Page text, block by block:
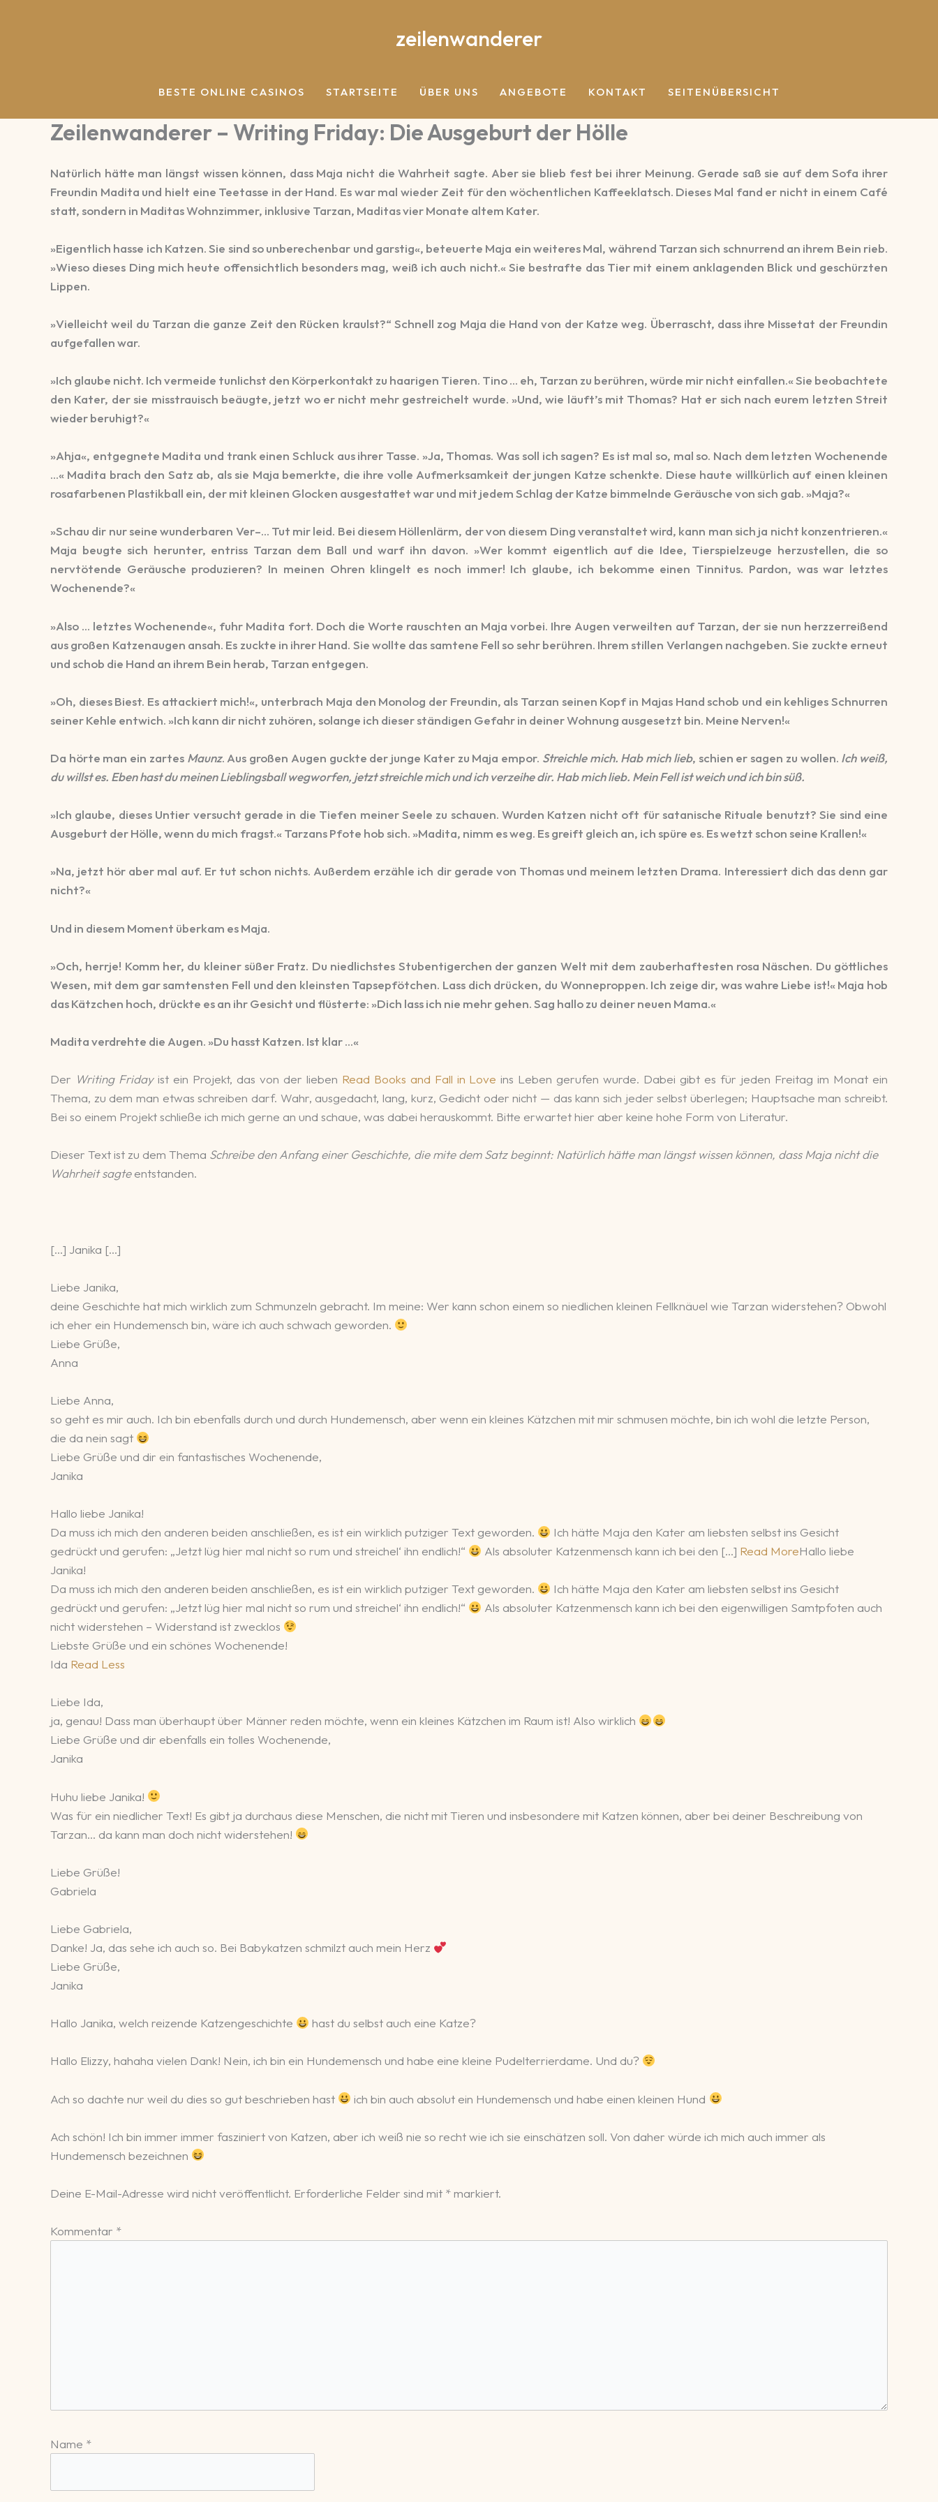
zeilenwanderer
BESTE ONLINE CASINOS STARTSEITE ÜBER UNS ANGEBOTE KONTAKT SEITENÜBERSICHT
Zeilenwanderer – Writing Friday: Die Ausgeburt der Hölle
Natürlich hätte man längst wissen können, dass Maja nicht die Wahrheit sagte. Aber sie blieb fest bei ihrer Meinung. Gerade saß sie auf dem Sofa ihrer
Freundin Madita und hielt eine Teetasse in der Hand. Es war mal wieder Zeit für den wöchentlichen Kaffeeklatsch. Dieses Mal fand er nicht in einem Café
statt, sondern in Maditas Wohnzimmer, inklusive Tarzan, Maditas vier Monate altem Kater.
»Eigentlich hasse ich Katzen. Sie sind so unberechenbar und garstig«, beteuerte Maja ein weiteres Mal, während Tarzan sich schnurrend an ihrem Bein rieb.
»Wieso dieses Ding mich heute offensichtlich besonders mag, weiß ich auch nicht.« Sie bestrafte das Tier mit einem anklagenden Blick und geschürzten
Lippen.
»Vielleicht weil du Tarzan die ganze Zeit den Rücken kraulst?“ Schnell zog Maja die Hand von der Katze weg. Überrascht, dass ihre Missetat der Freundin
aufgefallen war.
»Ich glaube nicht. Ich vermeide tunlichst den Körperkontakt zu haarigen Tieren. Tino … eh, Tarzan zu berühren, würde mir nicht einfallen.« Sie beobachtete
den Kater, der sie misstrauisch beäugte, jetzt wo er nicht mehr gestreichelt wurde. »Und, wie läuft’s mit Thomas? Hat er sich nach eurem letzten Streit
wieder beruhigt?«
»Ahja«, entgegnete Madita und trank einen Schluck aus ihrer Tasse. »Ja, Thomas. Was soll ich sagen? Es ist mal so, mal so. Nach dem letzten Wochenende
…« Madita brach den Satz ab, als sie Maja bemerkte, die ihre volle Aufmerksamkeit der jungen Katze schenkte. Diese haute willkürlich auf einen kleinen
rosafarbenen Plastikball ein, der mit kleinen Glocken ausgestattet war und mit jedem Schlag der Katze bimmelnde Geräusche von sich gab. »Maja?«
»Schau dir nur seine wunderbaren Ver–… Tut mir leid. Bei diesem Höllenlärm, der von diesem Ding veranstaltet wird, kann man sich ja nicht konzentrieren.«
Maja beugte sich herunter, entriss Tarzan dem Ball und warf ihn davon. »Wer kommt eigentlich auf die Idee, Tierspielzeuge herzustellen, die so
nervtötende Geräusche produzieren? In meinen Ohren klingelt es noch immer! Ich glaube, ich bekomme einen Tinnitus. Pardon, was war letztes
Wochenende?«
»Also … letztes Wochenende«, fuhr Madita fort. Doch die Worte rauschten an Maja vorbei. Ihre Augen verweilten auf Tarzan, der sie nun herzzerreißend
aus großen Katzenaugen ansah. Es zuckte in ihrer Hand. Sie wollte das samtene Fell so sehr berühren. Ihrem stillen Verlangen nachgeben. Sie zuckte erneut
und schob die Hand an ihrem Bein herab, Tarzan entgegen.
»Oh, dieses Biest. Es attackiert mich!«, unterbrach Maja den Monolog der Freundin, als Tarzan seinen Kopf in Majas Hand schob und ein kehliges Schnurren
seiner Kehle entwich. »Ich kann dir nicht zuhören, solange ich dieser ständigen Gefahr in deiner Wohnung ausgesetzt bin. Meine Nerven!«
Da hörte man ein zartes Maunz. Aus großen Augen guckte der junge Kater zu Maja empor. Streichle mich. Hab mich lieb, schien er sagen zu wollen. Ich weiß,
du willst es. Eben hast du meinen Lieblingsball wegworfen, jetzt streichle mich und ich verzeihe dir. Hab mich lieb. Mein Fell ist weich und ich bin süß.
»Ich glaube, dieses Untier versucht gerade in die Tiefen meiner Seele zu schauen. Wurden Katzen nicht oft für satanische Rituale benutzt? Sie sind eine
Ausgeburt der Hölle, wenn du mich fragst.« Tarzans Pfote hob sich. »Madita, nimm es weg. Es greift gleich an, ich spüre es. Es wetzt schon seine Krallen!«
»Na, jetzt hör aber mal auf. Er tut schon nichts. Außerdem erzähle ich dir gerade von Thomas und meinem letzten Drama. Interessiert dich das denn gar
nicht?«
Und in diesem Moment überkam es Maja.
»Och, herrje! Komm her, du kleiner süßer Fratz. Du niedlichstes Stubentigerchen der ganzen Welt mit dem zauberhaftesten rosa Näschen. Du göttliches
Wesen, mit dem gar samtensten Fell und den kleinsten Tapsepfötchen. Lass dich drücken, du Wonneproppen. Ich zeige dir, was wahre Liebe ist!« Maja hob
das Kätzchen hoch, drückte es an ihr Gesicht und flüsterte: »Dich lass ich nie mehr gehen. Sag hallo zu deiner neuen Mama.«
Madita verdrehte die Augen. »Du hasst Katzen. Ist klar …«
Der Writing Fridayist ein Projekt, das von der lieben Read Books and Fall in Love ins Leben gerufen wurde. Dabei gibt es für jeden Freitag im Monat ein
Thema, zu dem man etwas schreiben darf. Wahr, ausgedacht, lang, kurz, Gedicht oder nicht — das kann sich jeder selbst überlegen; Hauptsache man schreibt.
Bei so einem Projekt schließe ich mich gerne an und schaue, was dabei herauskommt. Bitte erwartet hier aber keine hohe Form von Literatur.
Dieser Text ist zu dem Thema Schreibe den Anfang einer Geschichte, die mite dem Satz beginnt: Natürlich hätte man längst wissen können, dass Maja nicht die
Wahrheit sagteentstanden.
[…] Janika […]
Liebe Janika,
deine Geschichte hat mich wirklich zum Schmunzeln gebracht. Im meine: Wer kann schon einem so niedlichen kleinen Fellknäuel wie Tarzan widerstehen? Obwohl
ich eher ein Hundemensch bin, wäre ich auch schwach geworden.
Liebe Grüße,
Anna
Liebe Anna,
so geht es mir auch. Ich bin ebenfalls durch und durch Hundemensch, aber wenn ein kleines Kätzchen mit mir schmusen möchte, bin ich wohl die letzte Person,
die da nein sagt
Liebe Grüße und dir ein fantastisches Wochenende,
Janika
Hallo liebe Janika!
Da muss ich mich den anderen beiden anschließen, es ist ein wirklich putziger Text geworden.
Ich hätte Maja den Kater am liebsten selbst ins Gesicht
gedrückt und gerufen: „Jetzt lüg hier mal nicht so rum und streichel‘ ihn endlich!“
Als absoluter Katzenmensch kann ich bei den […] Read MoreHallo liebe
Janika!
Da muss ich mich den anderen beiden anschließen, es ist ein wirklich putziger Text geworden.
Ich hätte Maja den Kater am liebsten selbst ins Gesicht
gedrückt und gerufen: „Jetzt lüg hier mal nicht so rum und streichel‘ ihn endlich!“
Als absoluter Katzenmensch kann ich bei den eigenwilligen Samtpfoten auch
nicht widerstehen – Widerstand ist zwecklos
Liebste Grüße und ein schönes Wochenende!
Ida Read Less
Liebe Ida,
ja, genau! Dass man überhaupt über Männer reden möchte, wenn ein kleines Kätzchen im Raum ist! Also wirklich
Liebe Grüße und dir ebenfalls ein tolles Wochenende,
Janika
Huhu liebe Janika!
Was für ein niedlicher Text! Es gibt ja durchaus diese Menschen, die nicht mit Tieren und insbesondere mit Katzen können, aber bei deiner Beschreibung von
Tarzan… da kann man doch nicht widerstehen!
Liebe Grüße!
Gabriela
Liebe Gabriela,
Danke! Ja, das sehe ich auch so. Bei Babykatzen schmilzt auch mein Herz
Liebe Grüße,
Janika
Hallo Janika, welch reizende Katzengeschichte hast du selbst auch eine Katze?
Hallo Elizzy, hahaha vielen Dank! Nein, ich bin ein Hundemensch und habe eine kleine Pudelterrierdame. Und du?
Ach so dachte nur weil du dies so gut beschrieben hast ich bin auch absolut ein Hundemensch und habe einen kleinen Hund
Ach schön! Ich bin immer immer fasziniert von Katzen, aber ich weiß nie so recht wie ich sie einschätzen soll. Von daher würde ich mich auch immer als
Hundemensch bezeichnen
Deine E-Mail-Adresse wird nicht veröffentlicht. Erforderliche Felder sind mit *markiert.
Kommentar *
Name *